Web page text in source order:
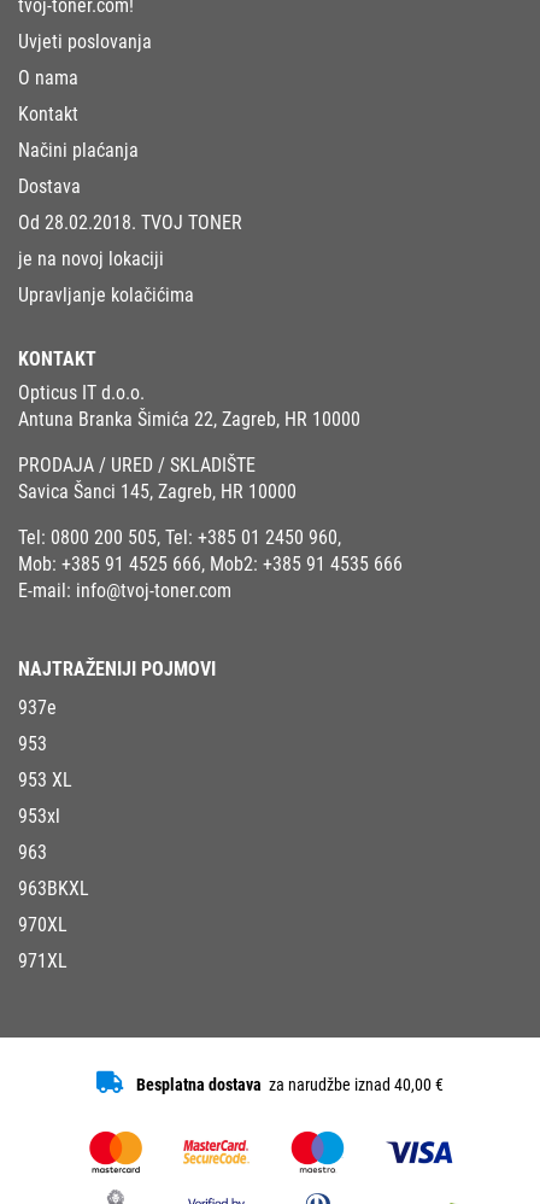
tvoj-toner.com!
Uvjeti poslovanja
O nama
Kontakt
Načini plaćanja
Dostava
Od 28.02.2018. TVOJ TONER
je na novoj lokaciji
Upravljanje kolačićima
KONTAKT
Opticus IT d.o.o.
Antuna Branka Šimića 22, Zagreb, HR 10000
PRODAJA / URED / SKLADIŠTE
Savica Šanci 145, Zagreb, HR 10000
Tel: 0800 200 505, Tel: +385 01 2450 960,
Mob: +385 91 4525 666, Mob2: +385 91 4535 666
E-mail: info@tvoj-toner.com
NAJTRAŽENIJI POJMOVI
937e
953
953 XL
953xl
963
963BKXL
970XL
971XL
Besplatna dostava za narudžbe iznad 40,00 €